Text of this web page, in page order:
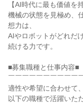
【AI時代に最も価値を
機械の状態を見極め、
想力は、
AIやロボットがどれだ
続ける力です。
■募集職種と仕事内容■
￣￣￣￣￣￣￣￣￣￣
適性や希望に合わせて、
以下の職種で活躍いた